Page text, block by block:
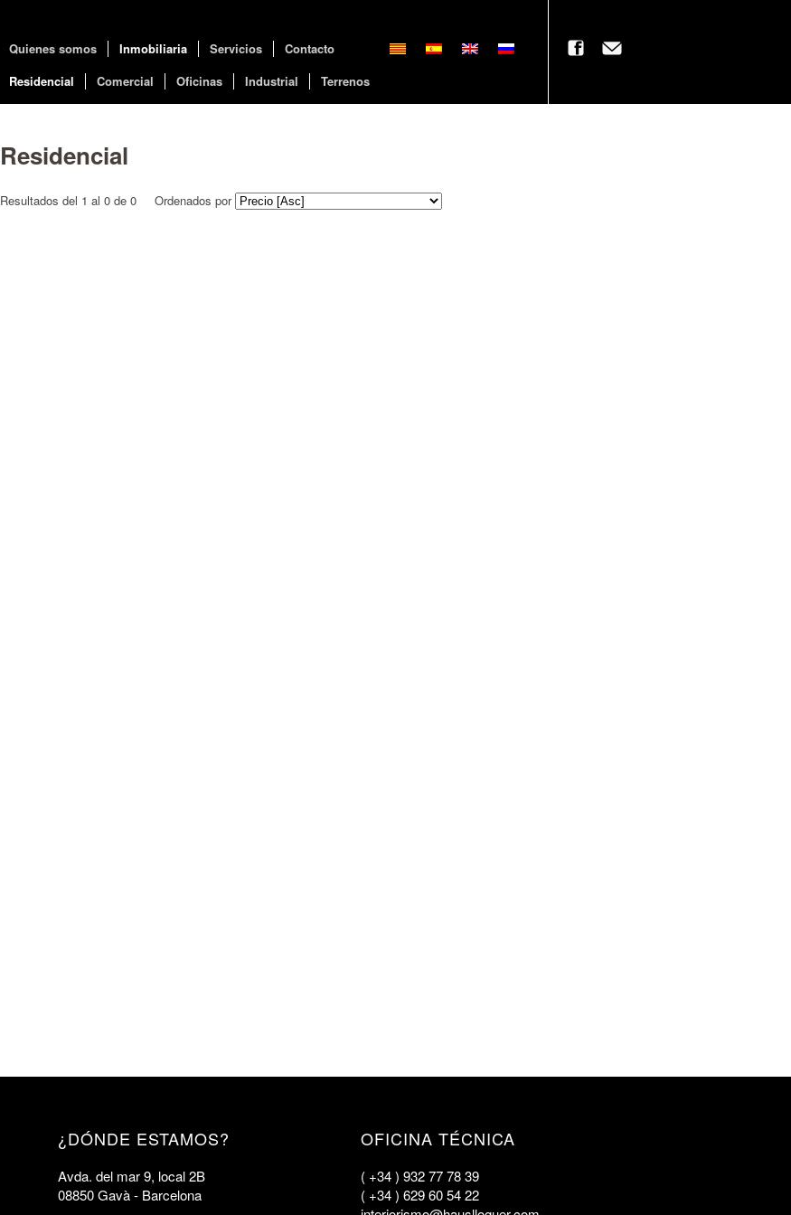
Quienes somos Inmobiliaria Servicios
Contacto
Residencial
Comercial Oficinas Industrial Terrenos
Residencial
Resultados del 1 al 0 de 0 Ordenados por
¿DÓNDE ESTAMOS?
Avda. del mar 9, local 2B
08850 Gavà - Barcelona
OFICINA TÉCNICA
( +34 ) 932 77 78 39
( +34 ) 629 60 54 22